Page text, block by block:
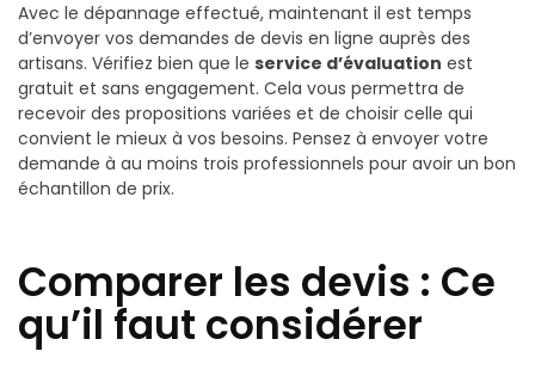
Avec le dépannage effectué, maintenant il est temps
d’envoyer vos demandes de devis en ligne auprès des
artisans. Vérifiez bien que le service d’évaluation est
gratuit et sans engagement. Cela vous permettra de
recevoir des propositions variées et de choisir celle qui
convient le mieux à vos besoins. Pensez à envoyer votre
demande à au moins trois professionnels pour avoir un bon
échantillon de prix.
Comparer les devis : Ce
qu’il faut considérer